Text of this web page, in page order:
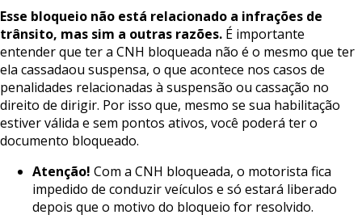
Esse bloqueio não está relacionado a infrações de
trânsito, mas sim a outras razões. É importante
entender que ter a CNH bloqueada não é o mesmo que ter
ela cassadaou suspensa, o que acontece nos casos de
penalidades relacionadas à suspensão ou cassação no
direito de dirigir. Por isso que, mesmo se sua habilitação
estiver válida e sem pontos ativos, você poderá ter o
documento bloqueado.
Atenção! Com a CNH bloqueada, o motorista fica
impedido de conduzir veículos e só estará liberado
depois que o motivo do bloqueio for resolvido.